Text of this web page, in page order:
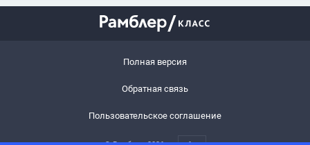
Полная версия
Обратная связь
Пользовательское соглашение